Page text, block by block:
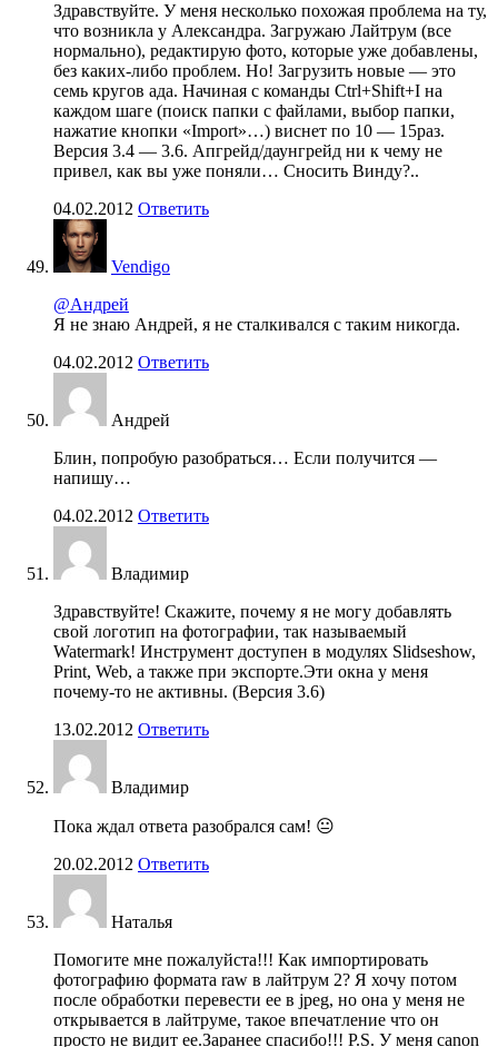
Здравствуйте. У меня несколько похожая проблема на ту,
что возникла у Александра. Загружаю Лайтрум (все
нормально), редактирую фото, которые уже добавлены,
без каких-либо проблем. Но! Загрузить новые — это
семь кругов ада. Начиная с команды Ctrl+Shift+I на
каждом шаге (поиск папки с файлами, выбор папки,
нажатие кнопки «Import»…) виснет по 10 — 15раз.
Версия 3.4 — 3.6. Апгрейд/даунгрейд ни к чему не
привел, как вы уже поняли… Сносить Винду?..
04.02.2012 Ответить
Vendigo
@Андрей
Я не знаю Андрей, я не сталкивался с таким никогда.
04.02.2012 Ответить
Андрей
Блин, попробую разобраться… Если получится —
напишу…
04.02.2012 Ответить
Владимир
Здравствуйте! Скажите, почему я не могу добавлять
свой логотип на фотографии, так называемый
Watermark! Инструмент доступен в модулях Slidseshow,
Print, Web, а также при экспорте.Эти окна у меня
почему-то не активны. (Версия 3.6)
13.02.2012 Ответить
Владимир
Пока ждал ответа разобрался сам! 😐
20.02.2012 Ответить
Наталья
Помогите мне пожалуйста!!! Как импортировать
фотографию формата raw в лайтрум 2? Я хочу потом
после обработки перевести ее в jpeg, но она у меня не
открывается в лайтруме, такое впечатление что он
просто не видит ее.Заранее спасибо!!! P.S. У меня canon